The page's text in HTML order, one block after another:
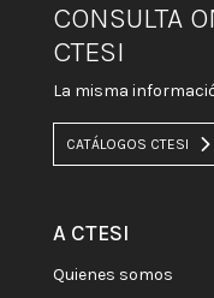
CONSULTA
CTESI
La misma
CATÁLOGOS CTESI
A CTESI
quienes somos